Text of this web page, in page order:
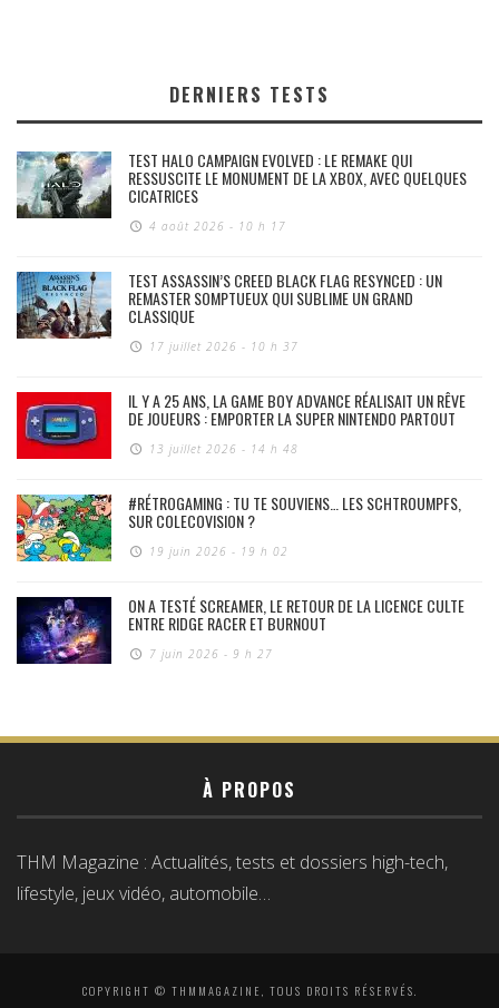
DERNIERS TESTS
TEST HALO CAMPAIGN EVOLVED : LE REMAKE QUI
RESSUSCITE LE MONUMENT DE LA XBOX, AVEC QUELQUES
CICATRICES
4 août 2026 - 10 h 17
TEST ASSASSIN’S CREED BLACK FLAG RESYNCED : UN
REMASTER SOMPTUEUX QUI SUBLIME UN GRAND
CLASSIQUE
17 juillet 2026 - 10 h 37
IL Y A 25 ANS, LA GAME BOY ADVANCE RÉALISAIT UN RÊVE
DE JOUEURS : EMPORTER LA SUPER NINTENDO PARTOUT
13 juillet 2026 - 14 h 48
#RÉTROGAMING : TU TE SOUVIENS… LES SCHTROUMPFS,
SUR COLECOVISION ?
19 juin 2026 - 19 h 02
ON A TESTÉ SCREAMER, LE RETOUR DE LA LICENCE CULTE
ENTRE RIDGE RACER ET BURNOUT
7 juin 2026 - 9 h 27
À PROPOS
THM Magazine : Actualités, tests et dossiers high-tech,
lifestyle, jeux vidéo, automobile…
COPYRIGHT © THMMAGAZINE, TOUS DROITS RÉSERVÉS.